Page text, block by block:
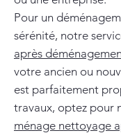
Pour un
sérénité, notre
après
votre ancien ou
est parfaitement
travaux, optez pour
ménage nettoyage